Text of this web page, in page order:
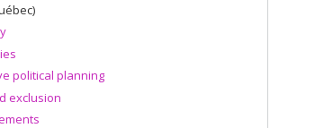
political planning
exclusion